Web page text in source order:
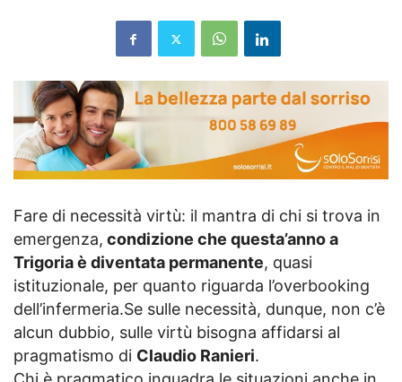
Fare di necessità virtù: il mantra di chi si trova in
emergenza, condizione che questa’anno a
Trigoria è diventata permanente, quasi
istituzionale, per quanto riguarda l’overbooking
dell’infermeria.Se sulle necessità, dunque, non c’è
alcun dubbio, sulle virtù bisogna affidarsi al
pragmatismo di Claudio Ranieri.